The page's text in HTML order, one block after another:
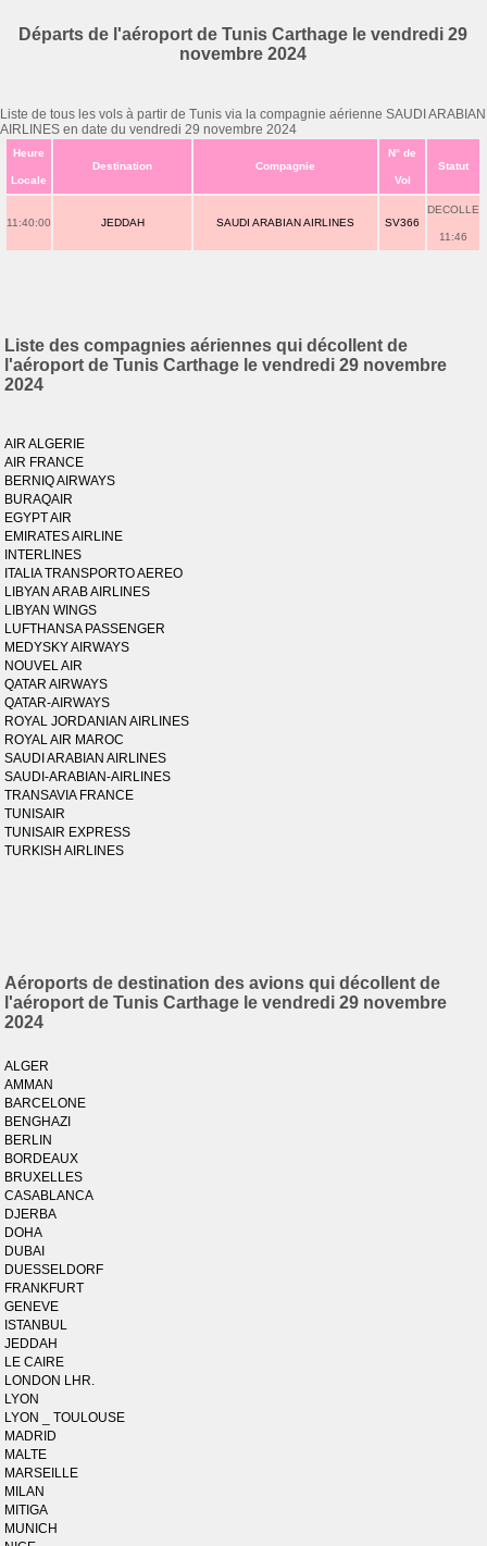
Départs de l'aéroport de Tunis Carthage le vendredi 29
novembre 2024
Liste de tous les vols à partir de Tunis via la compagnie aérienne SAUDI ARABIAN
AIRLINES en date du vendredi 29 novembre 2024
Heure
Locale
Destination Compagnie
N° de
Vol
Statut
11:40:00 JEDDAH SAUDI ARABIAN AIRLINES SV366
DECOLLE
11:46
Liste des compagnies aériennes qui décollent de
l'aéroport de Tunis Carthage le vendredi 29 novembre
2024
AIR ALGERIE
AIR FRANCE
BERNIQ AIRWAYS
BURAQAIR
EGYPT AIR
EMIRATES AIRLINE
INTERLINES
ITALIA TRANSPORTO AEREO
LIBYAN ARAB AIRLINES
LIBYAN WINGS
LUFTHANSA PASSENGER
MEDYSKY AIRWAYS
NOUVEL AIR
QATAR AIRWAYS
QATAR-AIRWAYS
ROYAL JORDANIAN AIRLINES
ROYAL AIR MAROC
SAUDI ARABIAN AIRLINES
SAUDI-ARABIAN-AIRLINES
TRANSAVIA FRANCE
TUNISAIR
TUNISAIR EXPRESS
TURKISH AIRLINES
Aéroports de destination des avions qui décollent de
l'aéroport de Tunis Carthage le vendredi 29 novembre
2024
ALGER
AMMAN
BARCELONE
BENGHAZI
BERLIN
BORDEAUX
BRUXELLES
CASABLANCA
DJERBA
DOHA
DUBAI
DUESSELDORF
FRANKFURT
GENEVE
ISTANBUL
JEDDAH
LE CAIRE
LONDON LHR.
LYON
LYON _ TOULOUSE
MADRID
MALTE
MARSEILLE
MILAN
MITIGA
MUNICH